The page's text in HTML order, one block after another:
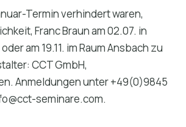
Termin verhindert waren,
Franc Braun am 02.07. in
am 19.11. im Raum Ansbach zu
CCT GmbH,
Anmeldungen unter +49(0)9845
seminare.com.